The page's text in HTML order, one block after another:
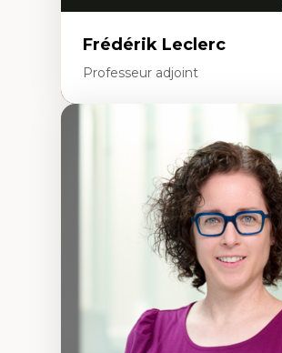
Frédérik Leclerc
Professeur adjoint
Théories et pratiques de l’urbanisme
Urbanisme durable
Histoire de l’urbanisme
Théories sur la
territorialité/territorialisation